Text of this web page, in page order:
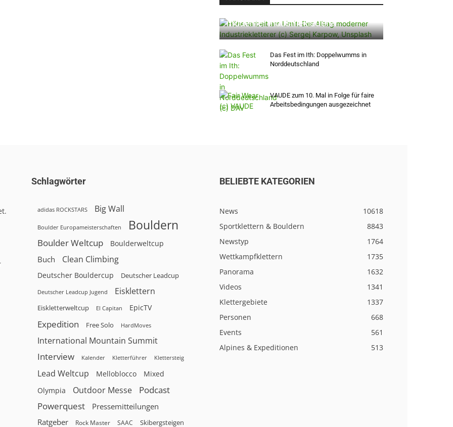
moderner Industriekletterer
Das Fest im Ith: Doppelwumms in
Norddeutschland
VAUDE zum 10. Mal in Folge für faire
Arbeitsbedingungen ausgezeichnet
Schlagwörter
adidas ROCKSTARS Big Wall
Boulder Europameisterschaften Bouldern
Boulder Weltcup Boulderweltcup
Buch Clean Climbing
Deutscher Bouldercup Deutscher Leadcup
Deutscher Leadcup Jugend Eisklettern
Eiskletterweltcup El Capitan EpicTV
Expedition Free Solo HardMoves
International Mountain Summit
Interview Kalender Kletterführer Klettersteig
Lead Weltcup Melloblocco Mixed
Olympia Outdoor Messe
Podcast
Powerquest
Pressemitteilungen
Ratgeber Rock Master SAAC Skibergsteigen
BELIEBTE KATEGORIEN
News
10618
Sportklettern & Bouldern
8843
Newstyp
1764
Wettkampfklettern
1735
Panorama
1632
Videos
1341
Klettergebiete
1337
Personen
668
Events
561
Alpines & Expeditionen
513